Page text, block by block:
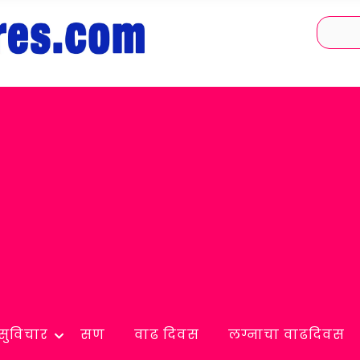
सण वाढ दिवस
लग्नाचा वाढदिवस